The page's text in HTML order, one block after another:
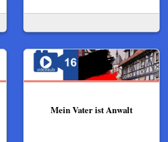
Mein Vater ist Anwalt